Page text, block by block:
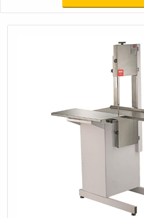
proteger instalações e equipamentos
dispositivo consegue monitorar a variável
operações. Devido a eficiência do
sua utilização seja muito importante em
modo geral, especialmente as que
precisão nos processos produtivos e
variados setores.No entanto não
tem como ponto de destaque na sua
o aumento da imunidade a ruído e a
que compõem sua marca registrada,
indispensável.Sensores de aceleração
mas qualidade garantida só é possível
Solution. Segue abaixo alguns
GL;Aplicações em off-road;Aplicações
outros.sensor de aceleração da mais alta